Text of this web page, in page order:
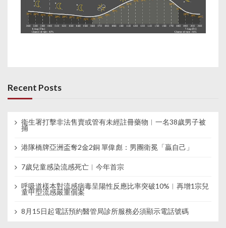
Recent Posts
衞生署打擊非法售賣或管有未經註冊藥物︱一名38歲男子被
捕
港隊橋牌亞洲盃奪2金2銅 單偉彪：男團衛冕「贏自己」
7歲兒童感染流感死亡︱今年首宗
呼吸道樣本對流感病毒呈陽性反應比率突破10%︱再增1宗兒
童甲型流感嚴重個案
8月15日起電話預約醫管局診所服務必須顯示電話號碼